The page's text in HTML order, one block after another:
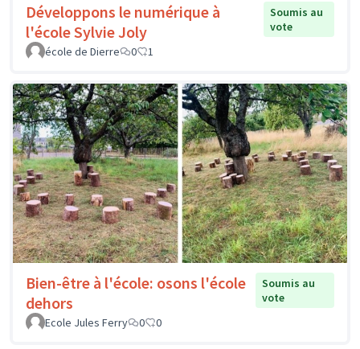
Développons le numérique à
l'école Sylvie Joly
Soumis au
vote
école de Dierre
0 1
Bien-être à l'école: osons l'école
dehors
Soumis au
vote
Ecole Jules Ferry
0 0